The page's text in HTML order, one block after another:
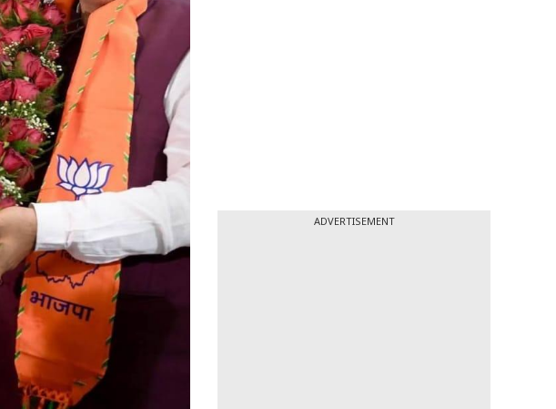
ADVERTISEMENT